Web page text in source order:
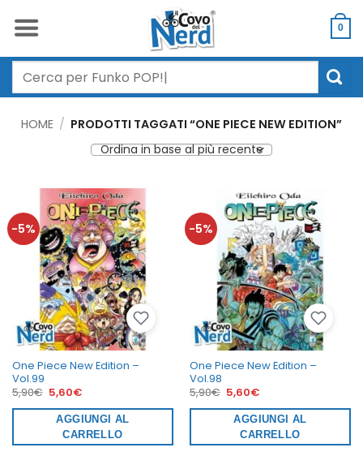
0
Cerca:
HOME / PRODOTTI TAGGATI “ONE PIECE NEW EDITION”
-5%
One Piece New Edition –
Vol.99
5,90€ Il
prezzo
originale
era:
5,90€.
5,60€Il
attuale
è:
5,60€.
AGGIUNGI AL
CARRELLO
-5%
One Piece New Edition –
Vol.98
5,90€ Il
prezzo
originale
era:
5,90€.
5,60€Il
attuale
è:
5,60€.
AGGIUNGI AL
CARRELLO